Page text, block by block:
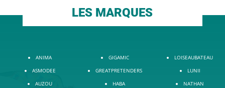
LES MARQUES
ANIMA
ASMODEE
AUZOU
GIGAMIC
GREATPRETENDERS
HABA
LOISEAUBATEAU
LUNII
NATHAN